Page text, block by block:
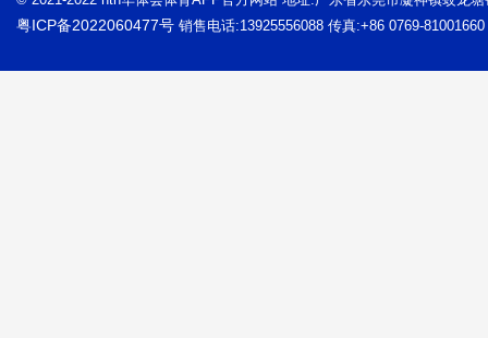
粤ICP备2022060477号 销售电话:13925556088 传真:+86 0769-81001660